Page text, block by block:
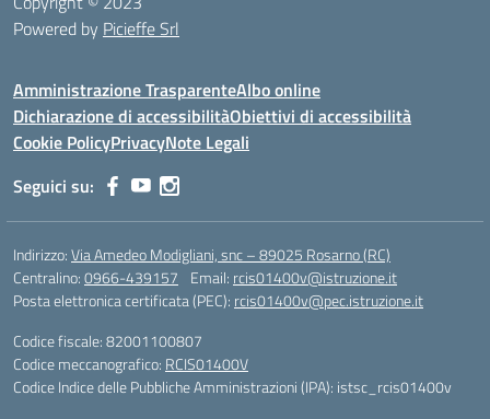
Powered by Picieffe Srl
Amministrazione TrasparenteAlbo online
Dichiarazione di accessibilitàObiettivi di accessibilità
Cookie PolicyPrivacyNote Legali
Seguici su:
Indirizzo:Via Amedeo Modigliani, snc – 89025 Rosarno (RC)
Centralino:0966-439157 Email: rcis01400v@istruzione.it
Posta elettronica certificata (PEC): rcis01400v@pec.istruzione.it
Codice fiscale: 82001100807
Codice meccanografico: RCIS01400V
Codice Indice delle Pubbliche Amministrazioni (IPA): istsc_rcis01400v